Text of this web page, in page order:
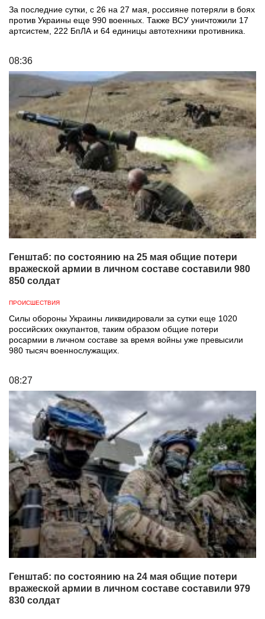
За последние сутки, с 26 на 27 мая, россияне потеряли в боях
против Украины еще 990 военных. Также ВСУ уничтожили 17
артсистем, 222 БпЛА и 64 единицы автотехники противника.
08:36
Генштаб: по состоянию на 25 мая общие потери
вражеской армии в личном составе составили 980
850 солдат
ПРОИСШЕСТВИЯ
Силы обороны Украины ликвидировали за сутки еще 1020
российских оккупантов, таким образом общие потери
росармии в личном составе за время войны уже превысили
980 тысяч военнослужащих.
08:27
Генштаб: по состоянию на 24 мая общие потери
вражеской армии в личном составе составили 979
830 солдат